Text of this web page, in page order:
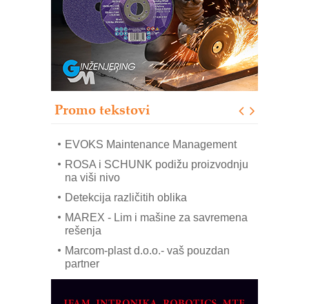
Promo tekstovi
IB BLUMENAUER - više od 40 godina
poverenja u industriji
RMQ-TITAN ADVANCED INDICATOR
– Pametna signalizacija za efikasnije
upravljanje mašinama
Sigurnije ispitivanje transformatora u
solarnim elektranama i vetroparkovima
EVOKS Maintenance Management
ROSA i SCHUNK podižu proizvodnju
na viši nivo
Detekcija različitih oblika
MAREX - Lim i mašine za savremena
rešenja
Marcom-plast d.o.o.- vaš pouzdan
partner
obradu!